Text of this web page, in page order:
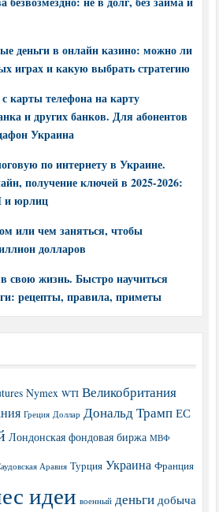
деньги в онлайн казино: можно ли
играх и какую выбрать стратегию
карты телефона на карту
и других банков. Для абонентов
Украина
по интернету в Украине.
получение ключей в 2025-2026:
и юрлиц
или чем заняться, чтобы
долларов
свою жизнь. Быстро научиться
рецепты, правила, приметы
Nymex WTI Великобритания
Греция Доллар Дональд Трамп ЕС
Лондонская фондовая биржа МВФ
Аравия Турция Украина Франция
идеи военный деньги добыча